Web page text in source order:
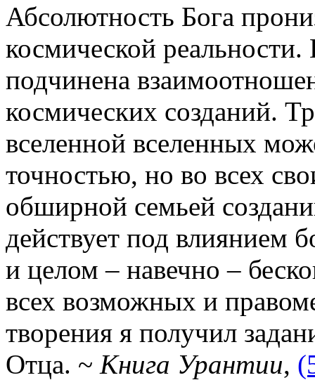
Абсолютность Бога
космической
подчинена
космических созданий.
вселенной вселенных
точностью, но во всех
обширной семьей
действует под влиянием
и целом – навечно –
всех возможных и
творения я получил
Отца. ~ Книга Урантии,